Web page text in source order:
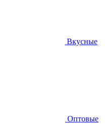
Вкусные
Оптовые